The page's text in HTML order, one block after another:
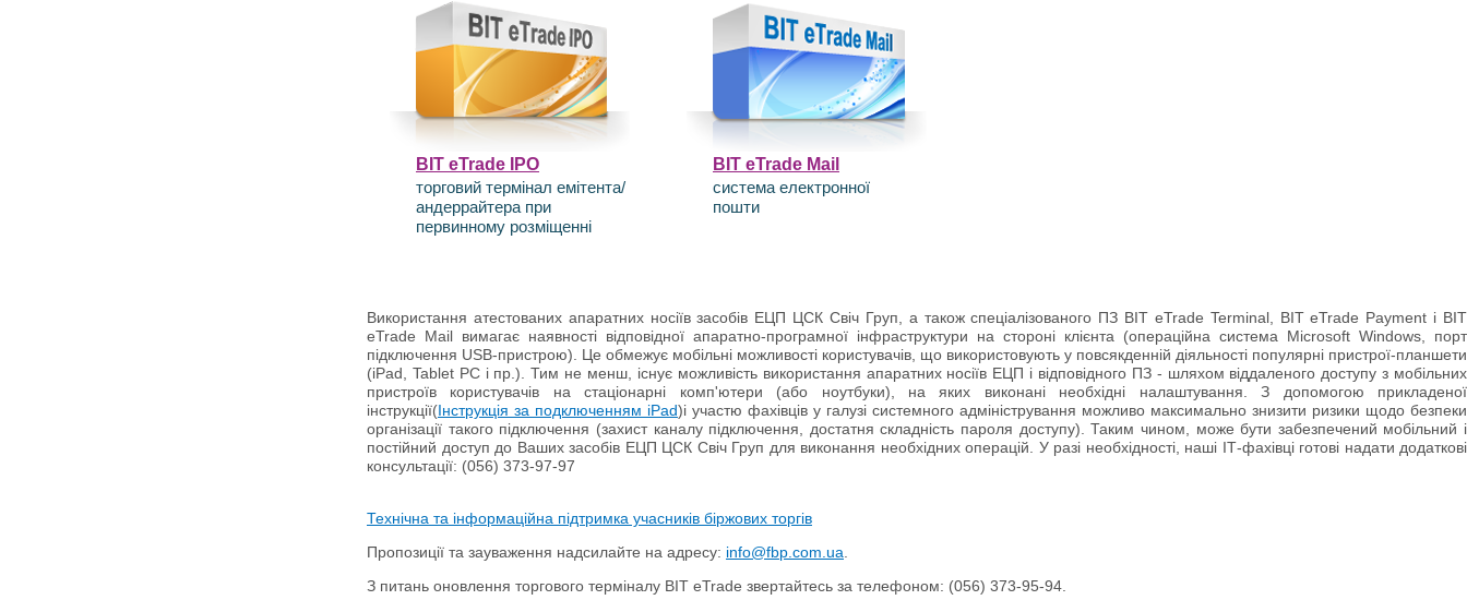
BIT eTrade IPO
торговий термінал емітента/
андеррайтера при
первинному розміщенні
BIT eTrade Mail
система електронної
пошти
Використання атестованих апаратних носіїв засобів ЕЦП ЦСК Свіч Груп, а також спеціалізованого ПЗ BIT eTrade Terminal, BIT eTrade Payment і BIT
eTrade Mail вимагає наявності відповідної апаратно-програмної інфраструктури на стороні клієнта (операційна система Microsoft Windows, порт
підключення USB-пристрою). Це обмежує мобільні можливості користувачів, що використовують у повсякденній діяльності популярні пристрої-планшети
(iPad, Tablet PC і пр.). Тим не менш, існує можливість використання апаратних носіїв ЕЦП і відповідного ПЗ - шляхом віддаленого доступу з мобільних
пристроїв користувачів на стаціонарні комп'ютери (або ноутбуки), на яких виконані необхідні налаштування. З допомогою прикладеної
інструкції(Інструкція за подключенням iPad)і участю фахівців у галузі системного адміністрування можливо максимально знизити ризики щодо безпеки
організації такого підключення (захист каналу підключення, достатня складність пароля доступу). Таким чином, може бути забезпечений мобільний і
постійний доступ до Ваших засобів ЕЦП ЦСК Свіч Груп для виконання необхідних операцій. У разі необхідності, наші ІТ-фахівці готові надати додаткові
консультації: (056) 373-97-97
Технічна та інформаційна підтримка учасників біржових торгів
Пропозиції та зауваження надсилайте на адресу: info@fbp.com.ua.
З питань оновлення торгового терміналу BIT eTrade звертайтесь за телефоном: (056) 373-95-94.